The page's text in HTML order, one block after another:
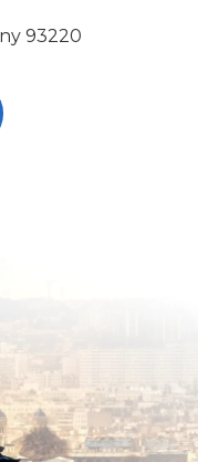
93220